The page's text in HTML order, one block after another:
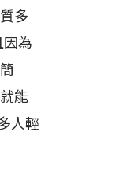
多
因為
能
人輕